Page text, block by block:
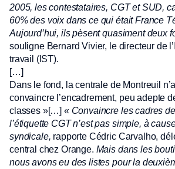
2005, les contestataires, CGT et SUD,
60% des voix dans ce qui était France
Aujourd’hui, ils pèsent quasiment deux
souligne Bernard Vivier, le directeur de
travail (IST).
[…]
Dans le fond, la centrale de Montreuil
convaincre l’encadrement, peu adepte
classes »[…] « Convaincre les cadres
l’étiquette CGT n’est pas simple, à
syndicale, rapporte Cédric Carvalho,
central chez Orange. Mais dans les
nous avons eu des listes pour la